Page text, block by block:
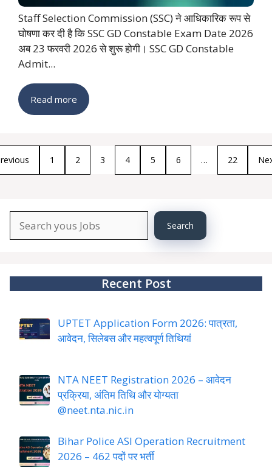
Staff Selection Commission (SSC) ने आधिकारिक रूप से
घोषणा कर दी है कि SSC GD Constable Exam Date 2026
अब 23 फरवरी 2026 से शुरू होगी। SSC GD Constable
Admit...
Read more
1 2 3 4 5 6 … 22
About
Search
Recent Post
UPTET Application Form 2026: पात्रता,
आवेदन, सिलेबस और महत्वपूर्ण तिथियां
NTA NEET Registration 2026 – आवेदन
प्रक्रिया, अंतिम तिथि और योग्यता
@neet.nta.nic.in
Bihar Police ASI Operation Recruitment
2026 – 462 पदों पर भर्ती